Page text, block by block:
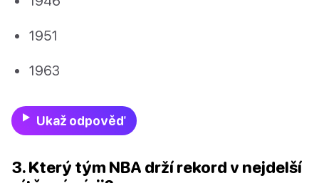
1951
1963
Ukaž odpověď
3. Který tým NBA drží rekord v nejdelší